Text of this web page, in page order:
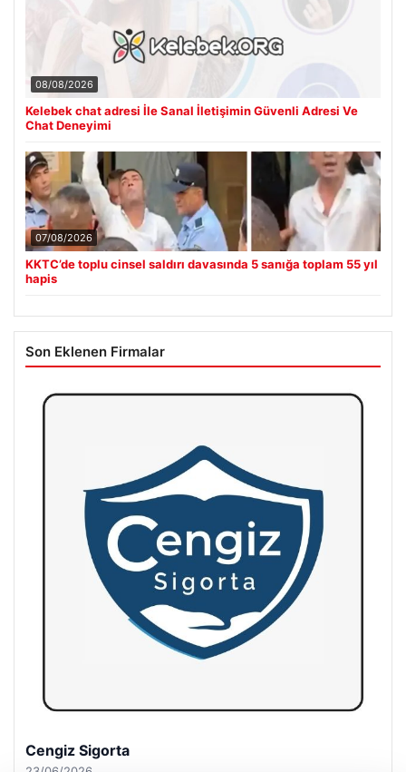
08/08/2026
Kelebek chat adresi İle Sanal İletişimin Güvenli Adresi Ve
Chat Deneyimi
07/08/2026
KKTC’de toplu cinsel saldırı davasında 5 sanığa toplam 55 yıl
hapis
Son Eklenen Firmalar
Hastaş Beton